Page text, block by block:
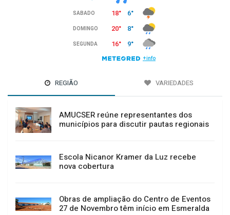
REGIÃO VARIEDADES
AMUCSER reúne representantes dos
municípios para discutir pautas regionais
Escola Nicanor Kramer da Luz recebe
nova cobertura
Obras de ampliação do Centro de Eventos
27 de Novembro têm início em Esmeralda